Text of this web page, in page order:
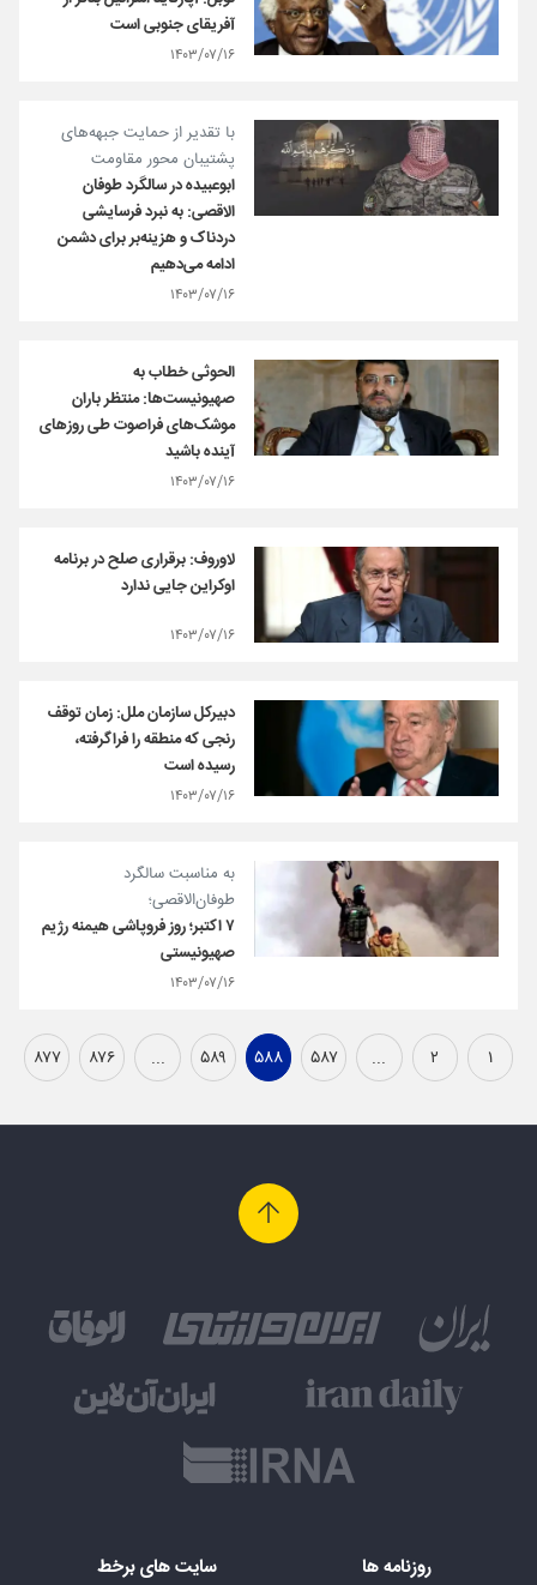
آفریقای جنوبی است
۱۴۰۳/۰۷/۱۶
با تقدیر از حمایت جبهه‌های
پشتیبان محور مقاومت
ابوعبیده در سالگرد طوفان
الاقصی: به نبرد فرسایشی
دردناک و هزینه‌بر برای دشمن
ادامه می‌دهیم
۱۴۰۳/۰۷/۱۶
الحوثی خطاب به
صهیونیست‌ها: منتظر باران
موشک‌های فراصوت طی روزهای
آینده باشید
۱۴۰۳/۰۷/۱۶
لاوروف: برقراری صلح در برنامه
اوکراین جایی ندارد
۱۴۰۳/۰۷/۱۶
دبیرکل سازمان ملل: زمان توقف
رنجی که منطقه را فراگرفته،
رسیده است
۱۴۰۳/۰۷/۱۶
به مناسبت سالگرد
طوفان‌الاقصی؛
۷ اکتبر؛ روز فروپاشی هیمنه رژیم
صهیونیستی
۱۴۰۳/۰۷/۱۶
۱ ۲ ... ۵۸۷ ۵۸۸ ۵۸۹ ... ۸۷۶ ۸۷۷
روزنامه ها سایت های برخط